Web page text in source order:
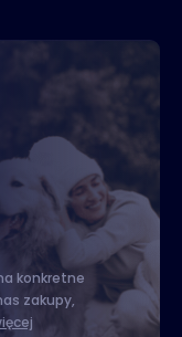
konkretne
zakupy,